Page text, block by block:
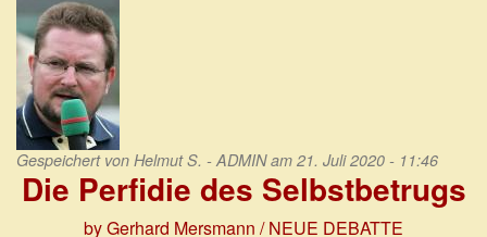
des
Menschen
freiwillige
Knechtschaft
Gespeichert von Helmut S. - ADMINam 21. Juli 2020 - 11:46
Die Perfidie des Selbstbetrugs
by Gerhard Mersmann / NEUE DEBATTE